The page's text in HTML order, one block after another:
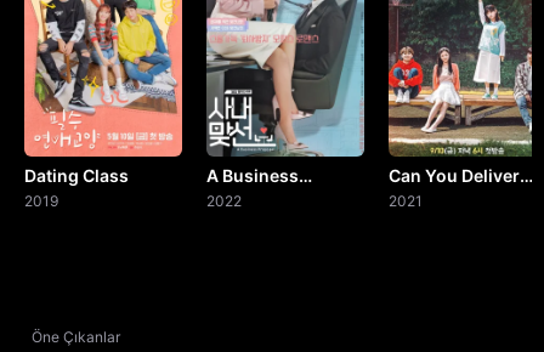
Dating Class
2019
A Business
Proposal
2022
Can You Deliver
Time? 2002
2021
Öne Çıkanlar